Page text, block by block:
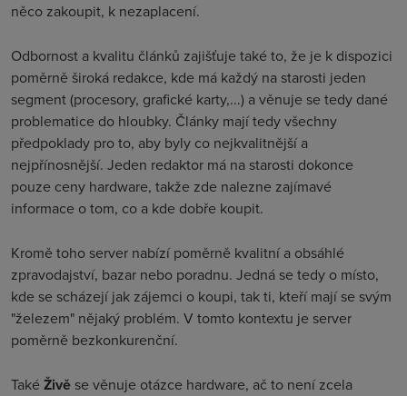
něco zakoupit, k nezaplacení.
Odbornost a kvalitu článků zajišťuje také to, že je k dispozici
poměrně široká redakce, kde má každý na starosti jeden
segment (procesory, grafické karty,...) a věnuje se tedy dané
problematice do hloubky. Články mají tedy všechny
předpoklady pro to, aby byly co nejkvalitnější a
nejpřínosnější. Jeden redaktor má na starosti dokonce
pouze ceny hardware, takže zde nalezne zajímavé
informace o tom, co a kde dobře koupit.
Kromě toho server nabízí poměrně kvalitní a obsáhlé
zpravodajství, bazar nebo poradnu. Jedná se tedy o místo,
kde se scházejí jak zájemci o koupi, tak ti, kteří mají se svým
"železem" nějaký problém. V tomto kontextu je server
poměrně bezkonkurenční.
Také Živě se věnuje otázce hardware, ač to není zcela